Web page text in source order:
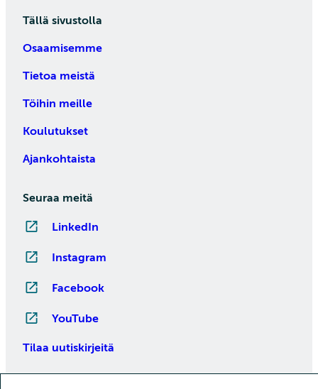
Tällä sivustolla
Osaamisemme
Tietoa meistä
Töihin meille
Koulutukset
Ajankohtaista
Seuraa meitä
LinkedIn
Instagram
Facebook
YouTube
Tilaa uutiskirjeitä